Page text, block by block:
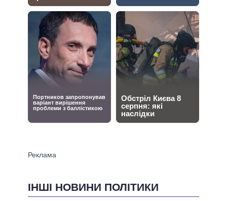
ІНШІ НОВИНИ ПОЛІТИКИ